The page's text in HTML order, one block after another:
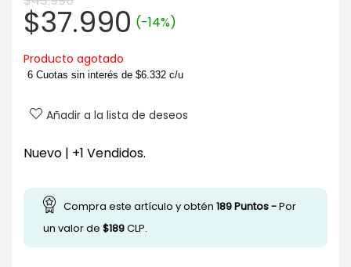
El
precio
original
era:
$43.990.
$37.990El
actual
es:
$37.990.
(-14%)
Producto agotado
6 Cuotas sin interés de $6.332 c/u
Añadir a la lista de deseos
Nuevo | +1 Vendidos.
Compra este artículo y obtén 189Puntos -Por
un valor de $189CLP.